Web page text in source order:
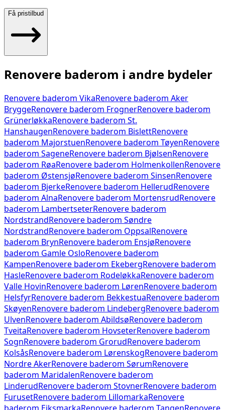
Få pristilbud
Renovere baderom i andre bydeler
Renovere baderom VikaRenovere baderom Aker
BryggeRenovere baderom FrognerRenovere baderom
GrünerløkkaRenovere baderom St.
HanshaugenRenovere baderom BislettRenovere
baderom MajorstuenRenovere baderom TøyenRenovere
baderom SageneRenovere baderom BjølsenRenovere
baderom RøaRenovere baderom HolmenkollenRenovere
baderom ØstensjøRenovere baderom SinsenRenovere
baderom BjerkeRenovere baderom HellerudRenovere
baderom AlnaRenovere baderom MortensrudRenovere
baderom LambertseterRenovere baderom
NordstrandRenovere baderom Søndre
NordstrandRenovere baderom OppsalRenovere
baderom BrynRenovere baderom EnsjøRenovere
baderom Gamle OsloRenovere baderom
KampenRenovere baderom EkebergRenovere baderom
HasleRenovere baderom RodeløkkaRenovere baderom
Valle HovinRenovere baderom LørenRenovere baderom
HelsfyrRenovere baderom BekkestuaRenovere baderom
SkøyenRenovere baderom LindebergRenovere baderom
UlvenRenovere baderom AbildsøRenovere baderom
TveitaRenovere baderom HovseterRenovere baderom
SognRenovere baderom GrorudRenovere baderom
KolsåsRenovere baderom LørenskogRenovere baderom
Nordre AkerRenovere baderom SørumRenovere
baderom MaridalenRenovere baderom
LinderudRenovere baderom StovnerRenovere baderom
FurusetRenovere baderom LillomarkaRenovere